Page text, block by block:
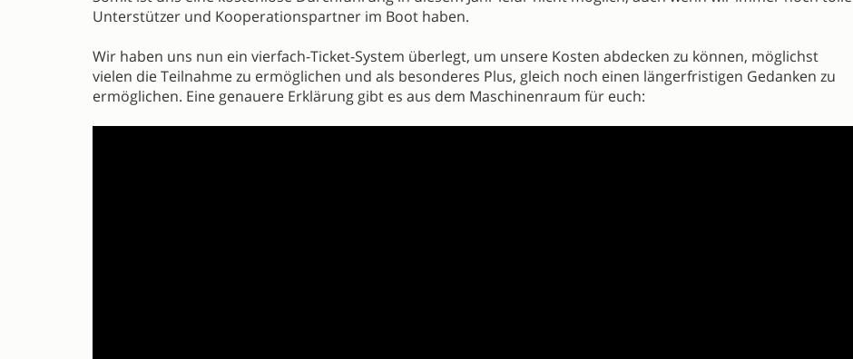
Unterstützer und Kooperationspartner im Boot haben.
Wir haben uns nun ein vierfach-Ticket-System überlegt, um unsere Kosten abdecken zu können, möglichst
vielen die Teilnahme zu ermöglichen und als besonderes Plus, gleich noch einen längerfristigen Gedanken zu
ermöglichen. Eine genauere Erklärung gibt es aus dem Maschinenraum für euch: